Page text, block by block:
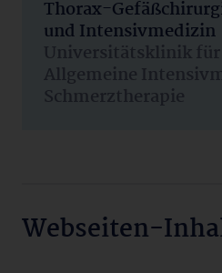
Thorax-
und Intensivmedizin
Universitätsklinik für
Allgemeine
Schmerztherapie
Webseiten-